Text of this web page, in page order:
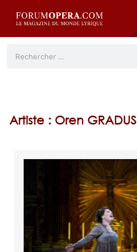
Artiste : Oren GRADUS